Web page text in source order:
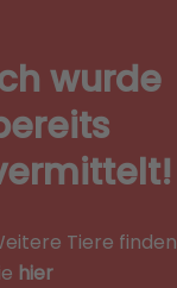
wurde
Tiere finden
hier